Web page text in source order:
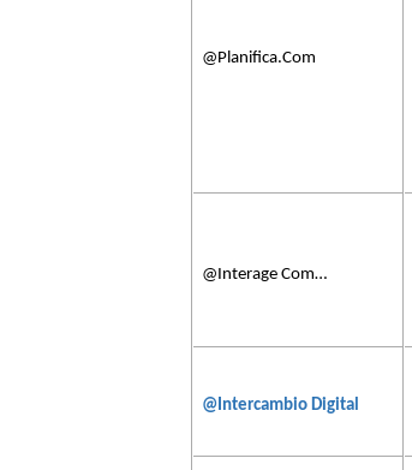
@Planifica.Com
@ Interage Com…
@Intercambio Digital